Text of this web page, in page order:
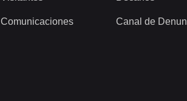
Comunicaciones Canal de